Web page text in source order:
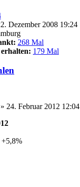
Dezember 2008 19:24
268 Mal
179 Mal
» 24. Februar 2012 12:04
+5,8%